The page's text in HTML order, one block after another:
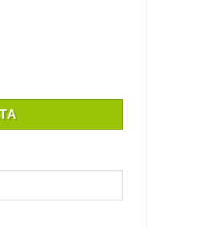
SEAL SMTH MASNRY CHALK HILL/ 150